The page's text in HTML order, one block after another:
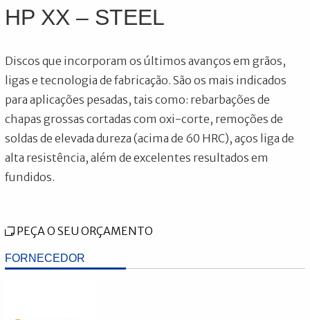
FORNECEDOR
HP XX – STEEL
Discos que incorporam os últimos avanços em grãos,
ligas e tecnologia de fabricação. São os mais indicados
para aplicações pesadas, tais como: rebarbações de
chapas grossas cortadas com oxi-corte, remoções de
soldas de elevada dureza (acima de 60 HRC), aços liga de
alta resistência, além de excelentes resultados em
fundidos.
PEÇA O SEU ORÇAMENTO